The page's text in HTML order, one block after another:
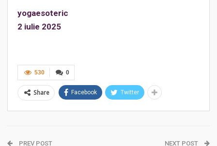
yogaesoteric
2 iulie 2025
0
530
Share Facebook Twitter
PREV POST NEXT POST